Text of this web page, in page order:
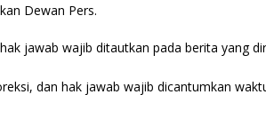
Dewan Pers.
jawab wajib ditautkan pada berita yang
dan hak jawab wajib dicantumkan